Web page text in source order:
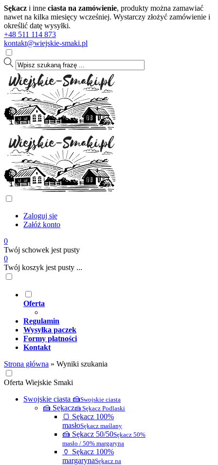
Sękacz i inne ciasta na zamówienie, produkty można zamawiać
nawet na kilka miesięcy wcześniej. Wystarczy złożyć zamówienie i
określić datę wysyłki.
+48 511 114 873
kontakt@wiejskie-smaki.pl
Zaloguj się
Załóż konto
0
Twój schowek jest pusty
0
Twój koszyk jest pusty ...
Oferta
Regulamin
Wysyłka paczek
Formy płatności
Kontakt
Strona główna » Wyniki szukania
Oferta Wiejskie Smaki
Swojskie ciasta 🍰Swojskie ciasta
🍰 Sękacz🍰 Sękacz Podlaski
🍞 Sękacz 100%
masłoSękacz maślany
🍰 Sękacz 50/50Sękacz 50%
masło / 50% margaryna
🏺 Sękacz 100%
margarynaSękacz na